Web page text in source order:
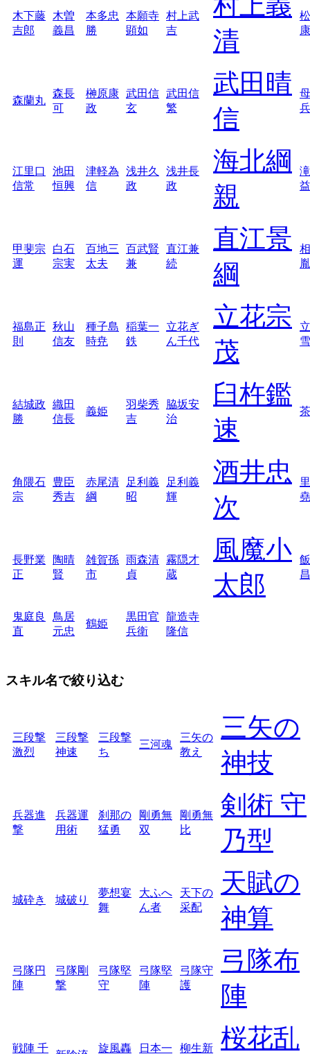
木下藤
吉郎
木曽
義昌
本多忠
勝
本願寺
顕如
村上武
吉
村上義
清
康
森蘭丸
森長
可
榊原康
政
武田信
玄
武田信
繁
武田晴
信
江里口
信常
池田
恒興
津軽為
信
浅井久
政
浅井長
政
海北綱
親
益
甲斐宗
運
白石
宗実
百地三
太夫
百武賢
兼
直江兼
続
直江景
綱
胤
福島正
則
秋山
信友
種子島
時尭
稲葉一
鉄
立花ぎ
ん千代
立花宗
茂
雪
結城政
勝
織田
信長
義姫
羽柴秀
吉
脇坂安
治
臼杵鑑
速
角隈石
宗
豊臣
秀吉
赤尾清
綱
足利義
昭
足利義
輝
酒井忠
次
堯
長野業
正
陶晴
賢
雑賀孫
市
雨森清
貞
霧隠才
蔵
風魔小
太郎
昌
鬼庭良
直
鳥居
元忠
鶴姫
黒田官
兵衛
龍造寺
隆信
スキル名で絞り込む
三段撃
激烈
三段撃
神速
三段撃
ち
三河魂
三矢の
教え
三矢の
神技
兵器進
撃
兵器運
用術
刹那の
猛勇
剛勇無
双
剛勇無
比
剣術 守
乃型
城砕き 城破り
夢想宴
舞
大ふへ
ん者
天下の
采配
天賦の
神算
弓隊円
陣
弓隊剛
撃
弓隊堅
守
弓隊堅
陣
弓隊守
護
弓隊布
陣
戦陣 千 旋風轟 日本一 柳生新 桜花乱